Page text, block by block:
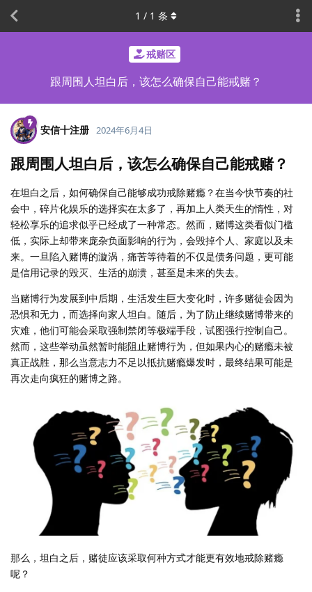
戒赌区
跟周围人坦白后，该怎么确保自己能戒赌？
1 / 1 条
安信十注册 2024年6月4日
跟周围人坦白后，该怎么确保自己能戒赌？
在坦白之后，如何确保自己能够成功戒除赌瘾？在当今快节奏的社
会中，碎片化娱乐的选择实在太多了，再加上人类天生的惰性，对
轻松享乐的追求似乎已经成了一种常态。然而，赌博这类看似门槛
低，实际上却带来庞杂负面影响的行为，会毁掉个人、家庭以及未
来。一旦陷入赌博的漩涡，痛苦等待着的不仅是债务问题，更可能
是信用记录的毁灭、生活的崩溃，甚至是未来的失去。
当赌博行为发展到中后期，生活发生巨大变化时，许多赌徒会因为
恐惧和无力，而选择向家人坦白。随后，为了防止继续赌博带来的
灾难，他们可能会采取强制禁闭等极端手段，试图强行控制自己。
然而，这些举动虽然暂时能阻止赌博行为，但如果内心的赌瘾未被
真正战胜，那么当意志力不足以抵抗赌瘾爆发时，最终结果可能是
再次走向疯狂的赌博之路。
那么，坦白之后，赌徒应该采取何种方式才能更有效地戒除赌瘾
呢？